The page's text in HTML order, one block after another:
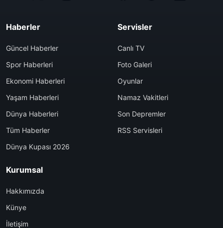
Haberler
Güncel Haberler
Spor Haberleri
Ekonomi Haberleri
Yaşam Haberleri
Dünya Haberleri
Tüm Haberler
Dünya Kupası 2026
Servisler
Canlı TV
Foto Galeri
Oyunlar
Namaz Vakitleri
Son Depremler
RSS Servisleri
Kurumsal
Hakkımızda
Künye
İletişim